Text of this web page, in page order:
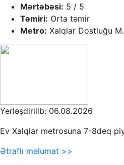
Mərtəbəsi: 5 / 5
Təmiri: Orta təmir
Metro: Xalqlar Dostluğu M.
Yerləşdirilib: 06.08.2026
Ev Xalqlar metrosuna 7-8deq
Ətraflı məlumat >>